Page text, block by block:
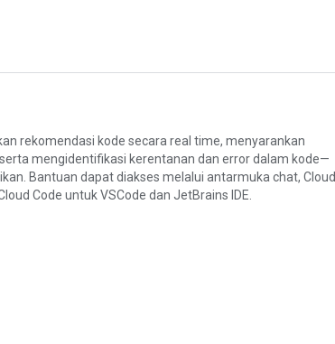
rekomendasi kode secara real time, menyarankan
mengidentifikasi kerentanan dan error dalam kode—
Bantuan dapat diakses melalui antarmuka chat, Cloud
Code untuk VSCode dan JetBrains IDE.